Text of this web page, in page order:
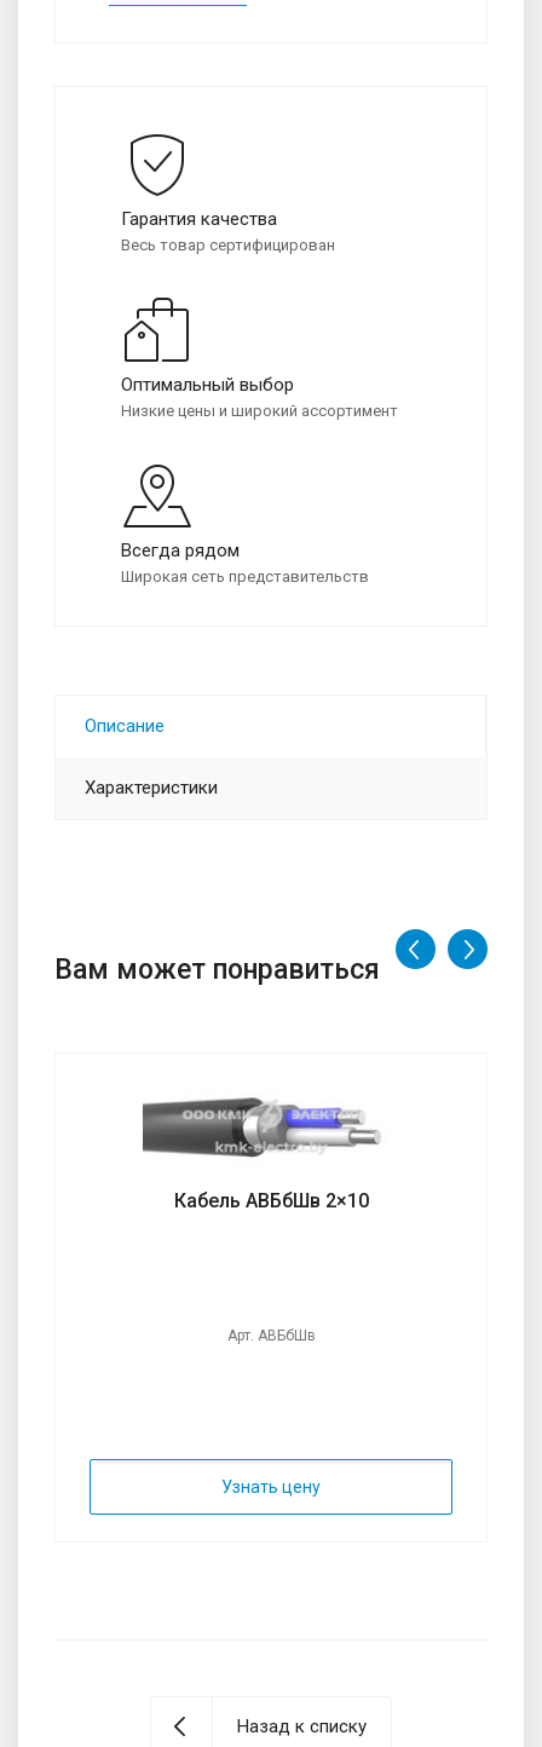
Гарантия качества
Весь товар сертифицирован
Оптимальный выбор
Низкие цены и широкий ассортимент
Всегда рядом
Широкая сеть представительств
Описание
Характеристики
Вам может понравиться
Кабель АВБбШв 2×10
Арт. АВБбШв
Узнать цену
Назад к списку